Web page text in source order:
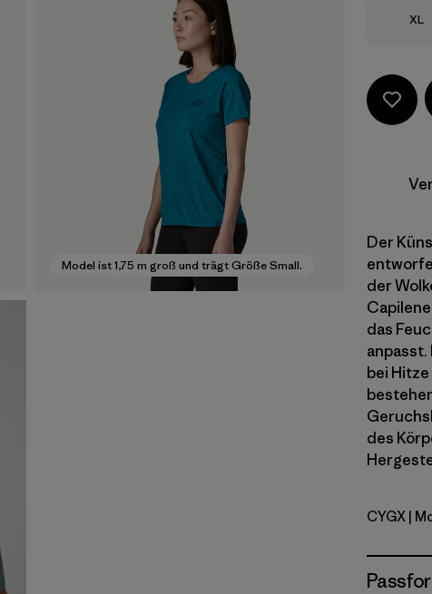
Model ist 1,75 m groß und trägt Größe Small.
XL
Der
der
das
bei
des
CYGX |